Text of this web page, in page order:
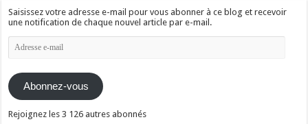
Saisissez votre adresse e-mail pour vous abonner à ce blog et recevoir
une notification de chaque nouvel article par e-mail.
Adresse
e-
Abonnez-vous
Rejoignez les 3 126 autres abonnés